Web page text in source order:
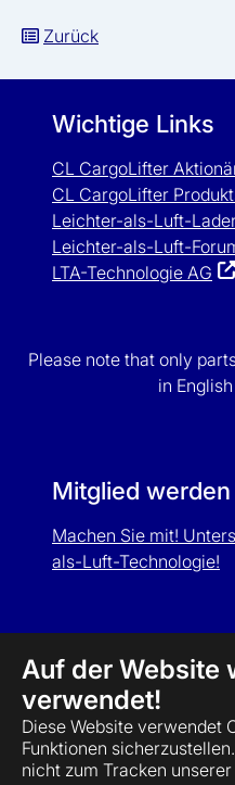
Auf der Website
verwendet!
Diese Website verwendet
Funktionen
nicht zum Tracken unserer
Zurück
Wichtige Links
CL CargoLifter
CL CargoLifter
Leichter-als-Luft-
Leichter-als-Luft-
LTA-Technologie AG
Please note that only
in
Mitglied werden
Machen Sie mit!
als-Luft-Technologie!
Deutsch
English
© 2003-2026 Initiative
byAWITwith TYPO3